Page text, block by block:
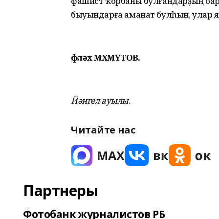
быуындарға аманат булһын, улар
Әфләх МӘХМҮТОВ.
Йәнгел ауылы.
Читайте нас
Партнеры
Фотобанк журналистов РБ